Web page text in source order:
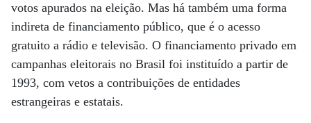
votos apurados na eleição. Mas há também uma forma
indireta de financiamento público, que é o acesso
gratuito a rádio e televisão. O financiamento privado em
campanhas eleitorais no Brasil foi instituído a partir de
1993, com vetos a contribuições de entidades
estrangeiras e estatais.